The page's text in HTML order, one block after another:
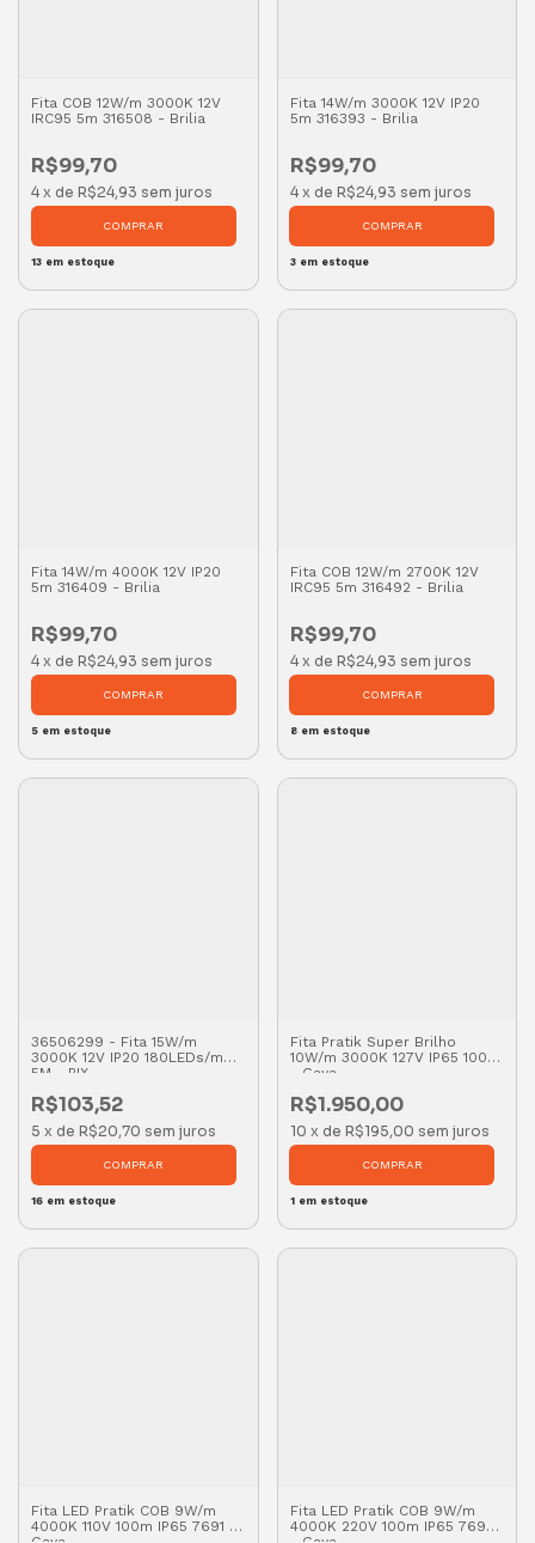
Fita COB 12W/m 3000K 12V
IRC95 5m 316508 - Brilia
R$99,70
4 x de R$24,93 sem juros
13 em estoque
Fita 14W/m 3000K 12V IP20
5m 316393 - Brilia
R$99,70
4 x de R$24,93 sem juros
3em estoque
Fita 14W/m 4000K 12V IP20
5m 316409 - Brilia
R$99,70
4 x de R$24,93 sem juros
5 em estoque
Fita COB 12W/m 2700K 12V
IRC95 5m 316492 - Brilia
R$99,70
4 x de R$24,93 sem juros
8em estoque
36506299 - Fita 15W/m
3000K 12V IP20 180LEDs/m
5M - PIX
R$103,52
5 x de R$20,70 sem juros
16 em estoque
Fita Pratik Super Brilho
10W/m 3000K 127V IP65 100m
- Gaya
R$1.950,00
10 x de R$195,00 sem juros
1em estoque
Fita LED Pratik COB 9W/m
4000K 110V 100m IP65 7691 -
Fita LED Pratik COB 9W/m
4000K 220V 100m IP65 7693